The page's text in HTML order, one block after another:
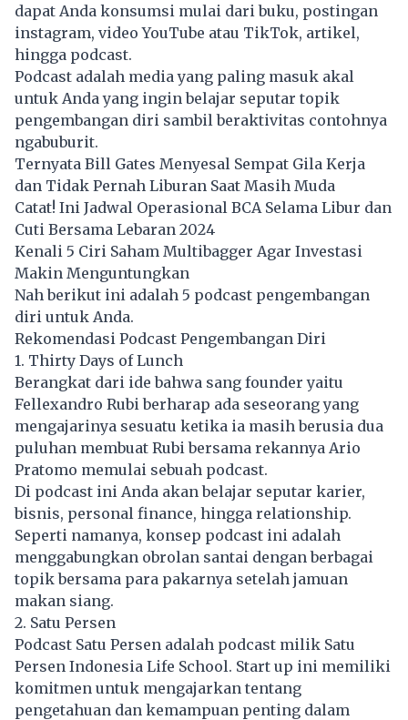
dapat Anda konsumsi mulai dari buku, postingan
instagram, video YouTube atau TikTok, artikel,
hingga podcast.
Podcast adalah media yang paling masuk akal
untuk Anda yang ingin belajar seputar topik
pengembangan diri sambil beraktivitas contohnya
ngabuburit.
Ternyata Bill Gates Menyesal Sempat Gila Kerja
dan Tidak Pernah Liburan Saat Masih Muda
Catat! Ini Jadwal Operasional BCA Selama Libur dan
Cuti Bersama Lebaran 2024
Kenali 5 Ciri Saham Multibagger Agar Investasi
Makin Menguntungkan
Nah berikut ini adalah 5 podcast pengembangan
diri untuk Anda.
Rekomendasi Podcast Pengembangan Diri
1. Thirty Days of Lunch
Berangkat dari ide bahwa sang founder yaitu
Fellexandro Rubi berharap ada seseorang yang
mengajarinya sesuatu ketika ia masih berusia dua
puluhan membuat Rubi bersama rekannya Ario
Pratomo memulai sebuah podcast.
Di podcast ini Anda akan belajar seputar karier,
bisnis, personal finance, hingga relationship.
Seperti namanya, konsep podcast ini adalah
menggabungkan obrolan santai dengan berbagai
topik bersama para pakarnya setelah jamuan
makan siang.
2. Satu Persen
Podcast Satu Persen adalah podcast milik Satu
Persen Indonesia Life School. Start up ini memiliki
komitmen untuk mengajarkan tentang
pengetahuan dan kemampuan penting dalam